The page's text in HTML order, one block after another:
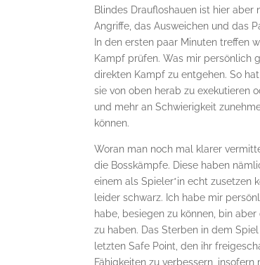
Blindes Draufloshauen ist hier
Angriffe, das Ausweichen und das
In den ersten paar Minuten treffen
Kampf prüfen. Was mir persönlich
direkten Kampf zu entgehen. So
sie von oben herab zu exekutieren
und mehr an Schwierigkeit
können.
Woran man noch mal klarer
die Bosskämpfe. Diese haben
einem als Spieler*in echt zusetzen
leider schwarz. Ich habe mir
habe, besiegen zu können, bin
zu haben. Das Sterben in dem
letzten Safe Point, den ihr
Fähigkeiten zu verbessern,